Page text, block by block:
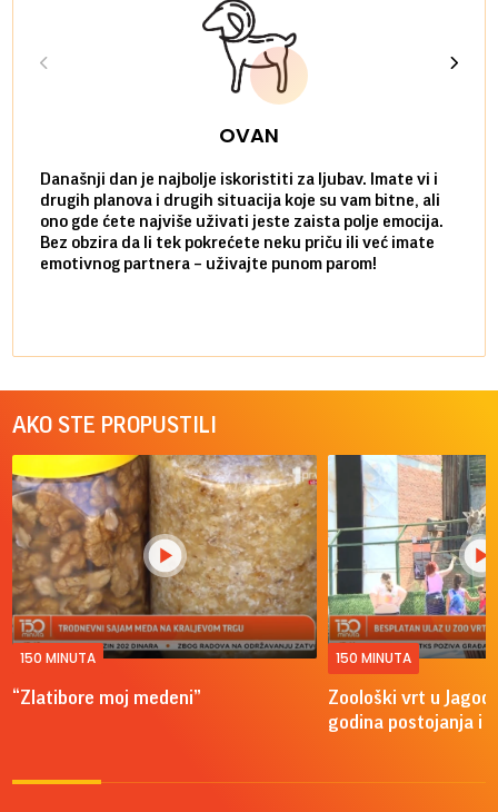
OVAN
Današnji dan je najbolje iskoristiti za ljubav. Imate vi i
drugih planova i drugih situacija koje su vam bitne, ali
ono gde ćete najviše uživati jeste zaista polje emocija.
Bez obzira da li tek pokrećete neku priču ili već imate
emotivnog partnera – uživajte punom parom!
AKO STE PROPUSTILI
150 MINUTA
“Zlatibore moj medeni”
150 MINUTA
Zoološki vrt u
godina postojanja i